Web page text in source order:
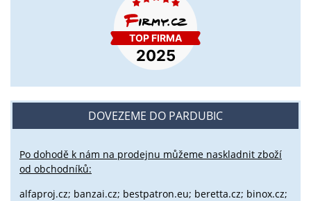
DOVEZEME DO PARDUBIC
Po dohodě k nám na prodejnu můžeme naskladnit zboží
od obchodníků:
alfaproj.cz; banzai.cz; bestpatron.eu; beretta.cz; binox.cz;